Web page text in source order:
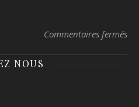
Commentaires fermés
NOUS